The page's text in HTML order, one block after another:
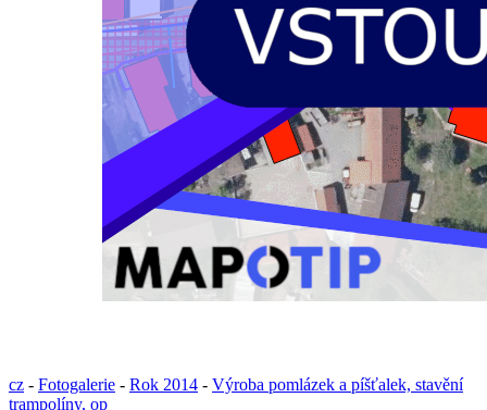
cz - Fotogalerie - Rok 2014 - Výroba pomlázek a píšťalek, stavění
trampolíny, op